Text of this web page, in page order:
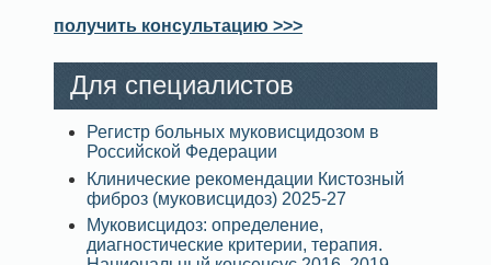
получить консультацию >>>
Для специалистов
Регистр больных муковисцидозом в
Российской Федерации
Клинические рекомендации Кистозный
фиброз (муковисцидоз) 2025-27
Муковисцидоз: определение,
диагностические критерии, терапия.